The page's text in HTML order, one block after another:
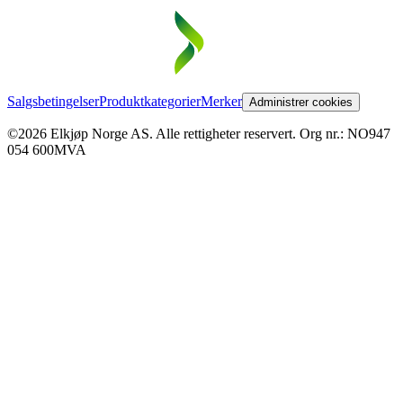
SalgsbetingelserProduktkategorierMerker Administrer cookies
©2026 Elkjøp Norge AS. Alle rettigheter reservert. Org nr.: NO947
054 600MVA